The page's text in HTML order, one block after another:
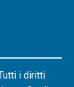
i diritti